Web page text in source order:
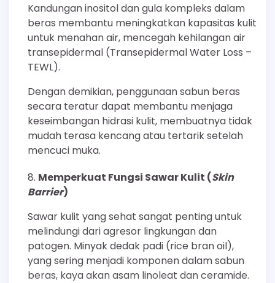
Kandungan inositol dan gula kompleks dalam
beras membantu meningkatkan kapasitas kulit
untuk menahan air, mencegah kehilangan air
transepidermal (Transepidermal Water Loss –
TEWL).
Dengan demikian, penggunaan sabun beras
secara teratur dapat membantu menjaga
keseimbangan hidrasi kulit, membuatnya tidak
mudah terasa kencang atau tertarik setelah
mencuci muka.
Memperkuat Fungsi Sawar Kulit (Skin
Barrier)
Sawar kulit yang sehat sangat penting untuk
melindungi dari agresor lingkungan dan
patogen. Minyak dedak padi (rice bran oil),
yang sering menjadi komponen dalam sabun
beras, kaya akan asam linoleat dan ceramide.